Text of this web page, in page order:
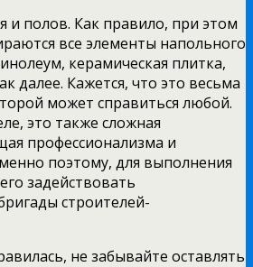
и полов. Как правило, при этом
все элементы напольного
керамическая плитка,
далее. Кажется, что это весьма
может справиться любой.
это также сложная
профессионализма и
поэтому, для выполнения
задействовать
строителей-
не забывайте оставлять